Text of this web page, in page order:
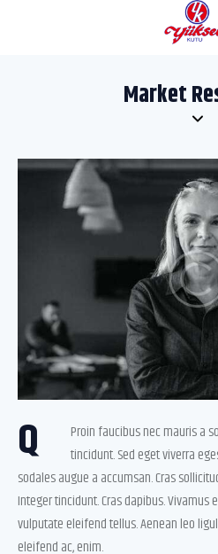
Market
Q
Proin faucibus nec mauris a
tincidunt. Sed eget viverra
sodales augue a accumsan. Cras
Integer tincidunt. Cras dapibus.
vulputate eleifend tellus. Aenean leo
eleifend ac, enim.